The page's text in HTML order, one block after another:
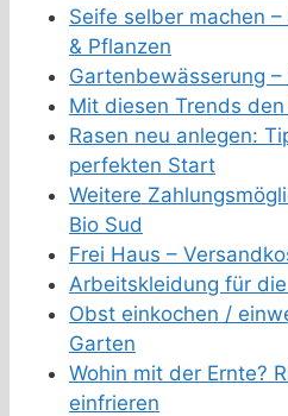
Seife selber machen
& Pflanzen
Gartenbewässerung
Mit diesen Trends
Rasen neu anlegen:
perfekten Start
Weitere
Bio Sud
Frei Haus –
Arbeitskleidung für
Obst einkochen /
Garten
Wohin mit der Ernte?
einfrieren